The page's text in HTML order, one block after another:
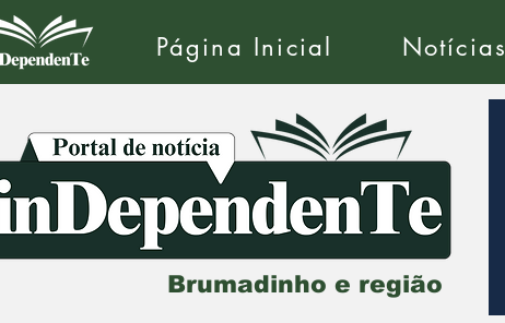
Página Inicial Notícias
Brumadinho e região